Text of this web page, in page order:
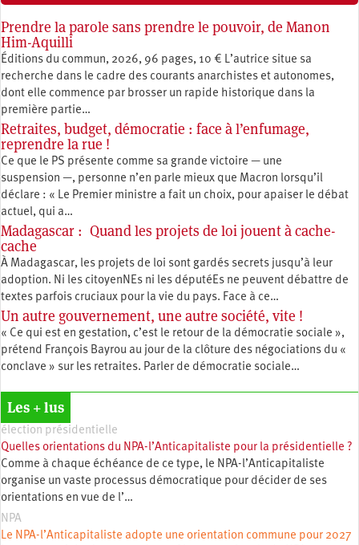
Prendre la parole sans prendre le pouvoir, de Manon
Him-Aquilli
Éditions du commun, 2026, 96 pages, 10 € L’autrice situe sa
recherche dans le cadre des courants anarchistes et autonomes,
dont elle commence par brosser un rapide historique dans la
première partie…
Retraites, budget, démocratie : face à l’enfumage,
reprendre la rue !
Ce que le PS présente comme sa grande victoire — une
suspension —, personne n’en parle mieux que Macron lorsqu’il
déclare : « Le Premier ministre a fait un choix, pour apaiser le débat
actuel, qui a…
Madagascar : Quand les projets de loi jouent à cache-
cache
À Madagascar, les projets de loi sont gardés secrets jusqu’à leur
adoption. Ni les citoyenNEs ni les députéEs ne peuvent débattre de
textes parfois cruciaux pour la vie du pays. Face à ce…
Un autre gouvernement, une autre société, vite !
« Ce qui est en gestation, c’est le retour de la démocratie sociale »,
prétend François Bayrou au jour de la clôture des négociations du «
conclave » sur les retraites. Parler de démocratie sociale…
Les + lus
élection présidentielle
Quelles orientations du NPA-l’Anticapitaliste pour la présidentielle ?
Comme à chaque échéance de ce type, le NPA-l’Anticapitaliste
organise un vaste processus démocratique pour décider de ses
orientations en vue de l’…
NPA
Le NPA-l’Anticapitaliste adopte une orientation commune pour 2027